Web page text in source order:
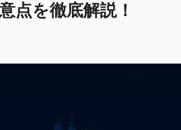
点を徹底解説！